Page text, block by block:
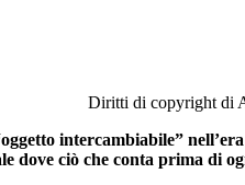
Diritti di copyright di
intercambiabile”
ciò che conta prima di